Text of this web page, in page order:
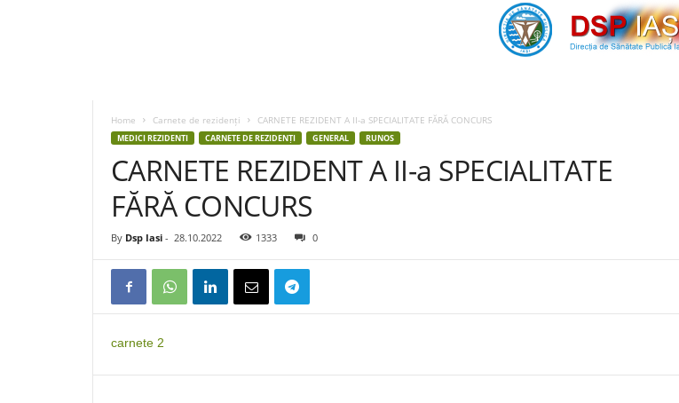
P
Home Carnete de rezidenți CARNETE REZIDENT A II-a SPECIALITATE FĂRĂ CONCURS
MEDICI REZIDENTI CARNETE DE REZIDENȚI GENERAL RUNOS
CARNETE REZIDENT A II-a SPECIALITATE
FĂRĂ CONCURS
By Dsp Iasi - 28.10.2022 1333 0
carnete 2